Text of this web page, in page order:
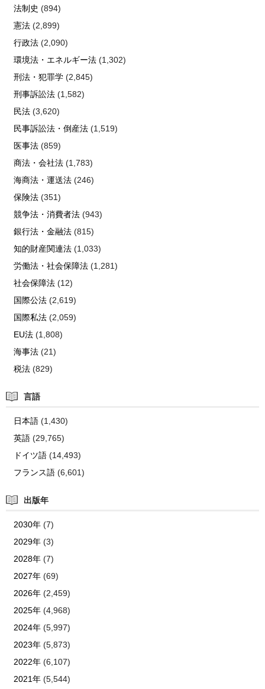
法制史 (894)
憲法(2,899)
行政法(2,090)
環境法・エネルギー法(1,302)
刑法・犯罪学(2,845)
刑事訴訟法(1,582)
民法(3,620)
民事訴訟法・倒産法(1,519)
医事法(859)
商法・会社法(1,783)
海商法・運送法(246)
保険法(351)
競争法・消費者法(943)
銀行法・金融法(815)
知的財産関連法(1,033)
労働法・社会保障法(1,281)
社会保障法(12)
国際公法(2,619)
国際私法(2,059)
EU法(1,808)
海事法(21)
税法(829)
言語
日本語(1,430)
英語(29,765)
ドイツ語(14,493)
フランス語(6,601)
出版年
2030年(7)
2029年(3)
2028年(7)
2027年(69)
2026年(2,459)
2025年(4,968)
2024年(5,997)
2023年(5,873)
2022年(6,107)
2021年(5,544)